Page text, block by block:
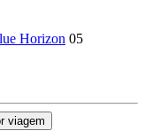
Horizon 05
viagem